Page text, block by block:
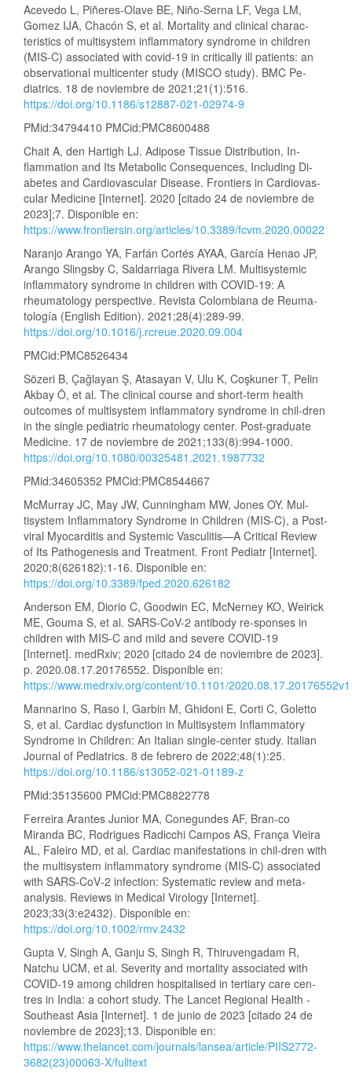
Acevedo L, Piñeres-Olave BE, Niño-Serna LF, Vega LM,
Gomez IJA, Chacón S, et al. Mortality and clinical charac-
teristics of multisystem inflammatory syndrome in children
(MIS-C) associated with covid-19 in critically ill patients: an
observational multicenter study (MISCO study). BMC Pe-
diatrics. 18 de noviembre de 2021;21(1):516.
https://doi.org/10.1186/s12887-021-02974-9
PMid:34794410 PMCid:PMC8600488
Chait A, den Hartigh LJ. Adipose Tissue Distribution, In-
flammation and Its Metabolic Consequences, Including Di-
abetes and Cardiovascular Disease. Frontiers in Cardiovas-
cular Medicine [Internet]. 2020 [citado 24 de noviembre de
2023];7. Disponible en:
https://www.frontiersin.org/articles/10.3389/fcvm.2020.00022
Naranjo Arango YA, Farfán Cortés AYAA, García Henao JP,
Arango Slingsby C, Saldarriaga Rivera LM. Multisystemic
inflammatory syndrome in children with COVID-19: A
rheumatology perspective. Revista Colombiana de Reuma-
tología (English Edition). 2021;28(4):289-99.
https://doi.org/10.1016/j.rcreue.2020.09.004
PMCid:PMC8526434
Sözeri B, Çağlayan Ş, Atasayan V, Ulu K, Coşkuner T, Pelin
Akbay Ö, et al. The clinical course and short-term health
outcomes of multisystem inflammatory syndrome in chil-dren
in the single pediatric rheumatology center. Post-graduate
Medicine. 17 de noviembre de 2021;133(8):994-1000.
https://doi.org/10.1080/00325481.2021.1987732
PMid:34605352 PMCid:PMC8544667
McMurray JC, May JW, Cunningham MW, Jones OY. Mul-
tisystem Inflammatory Syndrome in Children (MIS-C), a Post-
viral Myocarditis and Systemic Vasculitis—A Critical Review
of Its Pathogenesis and Treatment. Front Pediatr [Internet].
2020;8(626182):1-16. Disponible en:
https://doi.org/10.3389/fped.2020.626182
Anderson EM, Diorio C, Goodwin EC, McNerney KO, Weirick
ME, Gouma S, et al. SARS-CoV-2 antibody re-sponses in
children with MIS-C and mild and severe COVID-19
[Internet]. medRxiv; 2020 [citado 24 de noviembre de 2023].
p. 2020.08.17.20176552. Disponible en:
https://www.medrxiv.org/content/10.1101/2020.08.17.20176552v1
Mannarino S, Raso I, Garbin M, Ghidoni E, Corti C, Goletto
S, et al. Cardiac dysfunction in Multisystem Inflammatory
Syndrome in Children: An Italian single-center study. Italian
Journal of Pediatrics. 8 de febrero de 2022;48(1):25.
https://doi.org/10.1186/s13052-021-01189-z
PMid:35135600 PMCid:PMC8822778
Ferreira Arantes Junior MA, Conegundes AF, Bran-co
Miranda BC, Rodrigues Radicchi Campos AS, França Vieira
AL, Faleiro MD, et al. Cardiac manifestations in chil-dren with
the multisystem inflammatory syndrome (MIS‐C) associated
with SARS‐CoV‐2 infection: Systematic review and meta‐
analysis. Reviews in Medical Virology [Internet].
2023;33(3:e2432). Disponible en:
https://doi.org/10.1002/rmv.2432
Gupta V, Singh A, Ganju S, Singh R, Thiruvengadam R,
Natchu UCM, et al. Severity and mortality associated with
COVID-19 among children hospitalised in tertiary care cen-
tres in India: a cohort study. The Lancet Regional Health -
Southeast Asia [Internet]. 1 de junio de 2023 [citado 24 de
noviembre de 2023];13. Disponible en:
https://www.thelancet.com/journals/lansea/article/PIIS2772-
3682(23)00063-X/fulltext